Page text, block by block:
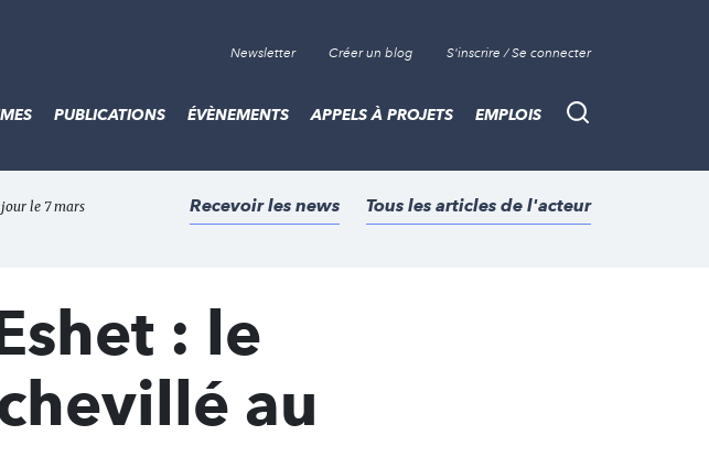
Newsletter Créer un blog S'inscrire / Se connecter
Recherche
PUBLICATIONS ÉVÈNEMENTS APPELS À PROJETS EMPLOIS
le 7 mars
Recevoir les news Tous les articles de l'acteur
: le
au